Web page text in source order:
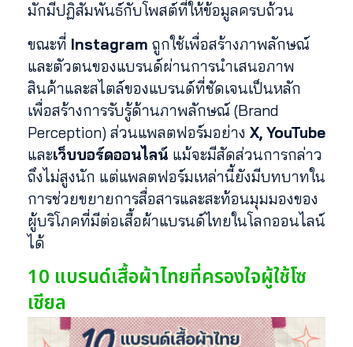
มักมีปฏิสัมพันธ์กับโพสต์ที่ให้ข้อมูลครบถ้วน
ขณะที่ Instagram ถูกใช้เพื่อสร้างภาพลักษณ์
และตัวตนของแบรนด์ผ่านการนำเสนอภาพ
สินค้าและสไตล์ของแบรนด์ที่ชัดเจนเป็นหลัก
เพื่อสร้างการรับรู้ด้านภาพลักษณ์ (Brand
Perception) ส่วนแพลตฟอร์มอย่าง X, YouTube
และเว็บบอร์ดออนไลน์ แม้จะมีสัดส่วนการกล่าว
ถึงไม่สูงนัก แต่แพลตฟอร์มเหล่านี้ยังมีบทบาทใน
การช่วยขยายการสื่อสารและสะท้อนมุมมองของ
ผู้บริโภคที่มีต่อเสื้อผ้าแบรนด์ไทยในโลกออนไลน์
ได้
10 แบรนด์เสื้อผ้าไทยที่ครองใจผู้ใช้โซ
เชียล